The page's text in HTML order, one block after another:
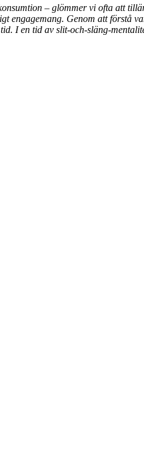
– glömmer vi ofta att
engagemang. Genom att förstå
I en tid av slit-och-släng-